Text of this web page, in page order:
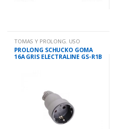
TOMAS Y PROLONG. USO
DOMESTICO
PROLONG SCHUCKO GOMA
16A GRIS ELECTRALINE GS-R1B